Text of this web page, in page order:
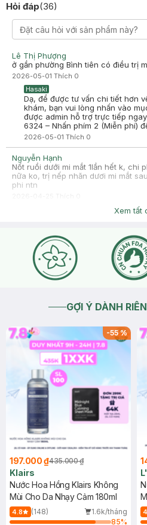
Hỏi đáp(36)
Lê Thị Phượng
ở gần phường Bình tiên có điều trị
2026-05-01 Thích 0
Hasaki
Dạ, để được tư vấn chi tiết hơn
khám, bạn vui lòng nhấn vào
được admin hỗ trợ trực tiếp
6324 – Nhấn phím 2 (Miễn phí)
2026-05-01 Thích 0
Nguyễn Hạnh
Nốt ruồi dưới mi mắt 1lần hết k, chi
nữa ko, trị nếp nhăn dươi mi mắt
phi ntn
dịch vụ liệu trình và tư vấn
2026-04-25 Thích
Xem tất
GỢI Ý DÀNH
-55%
197.000 ₫435.000 ₫
Klairs
Nước Hoa Hồng Klairs Không
Mùi Cho Da Nhạy Cảm 180ml
4.8 (148)
1.6k/tháng
85%